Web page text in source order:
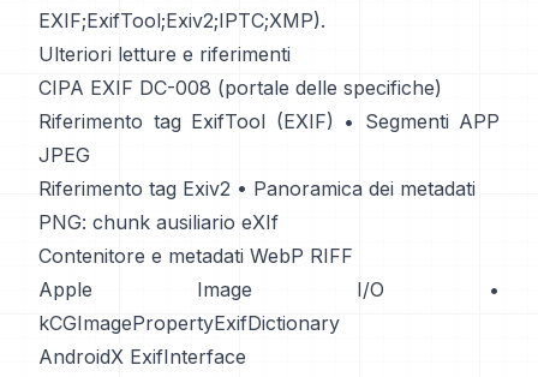
EXIF;ExifTool;Exiv2;IPTC;XMP).
Ulteriori letture e riferimenti
CIPA EXIF DC-008 (portale delle specifiche)
Riferimento tag ExifTool (EXIF) • Segmenti APP
JPEG
Riferimento tag Exiv2 • Panoramica dei metadati
PNG: chunk ausiliario eXIf
Contenitore e metadati WebP RIFF
Apple Image I/O •
kCGImagePropertyExifDictionary
AndroidX ExifInterface